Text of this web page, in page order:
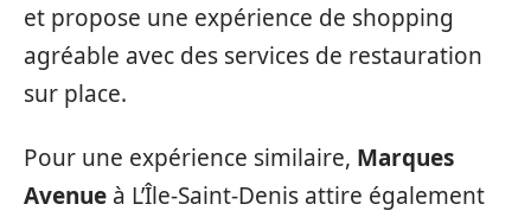
et propose une expérience de shopping
agréable avec des services de restauration
sur place.
Pour une expérience similaire, Marques
Avenue à L’Île-Saint-Denis attire également